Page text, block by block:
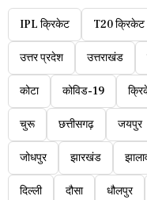
IPL क्रिकेट T20 क्रिकेट
उत्तर प्रदेश उत्तराखंड
कोटा कोविड-19
चुरू छत्तीसगढ़ जयपुर
जोधपुर झारखंड
दिल्ली दौसा धौलपुर